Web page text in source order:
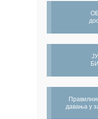
давања у